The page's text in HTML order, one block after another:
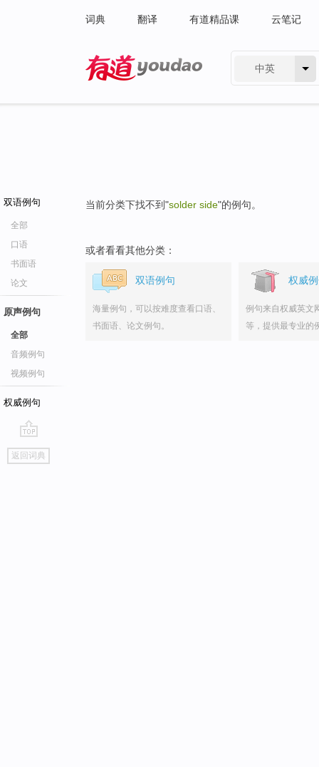
词典 翻译 有道精品课 云笔记
中英
双语例句
全部
口语
书面语
论文
原声例句
全部
音频例句
视频例句
权威例句
go
top
返回词典
当前分类下找不到"solder side"的例句。
或者看看其他分类：
双语例句
海量例句，可以按难度查看口语、
书面语、论文例句。
权威
例句来自权威英文
等，提供最专业的